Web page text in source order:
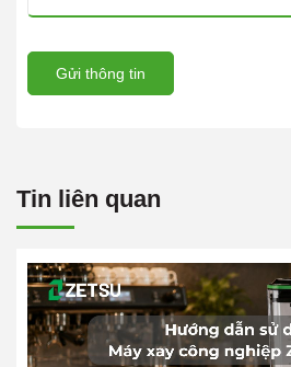
Gửi thông tin
Tin liên quan